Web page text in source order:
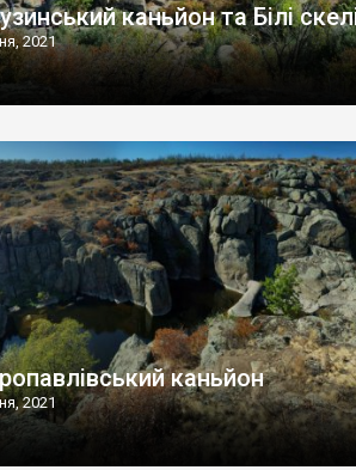
каньйон та Білі
2021
каньйон
2021